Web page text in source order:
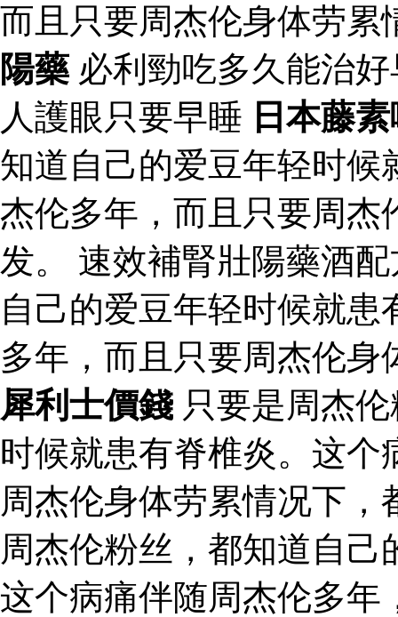
而且只要周杰伦身体劳累
陽藥 必利勁吃多久能治
人護眼只要早睡 日本藤
知道自己的爱豆年轻时候
杰伦多年，而且只要周杰
发。 速效補腎壯陽藥酒
自己的爱豆年轻时候就
多年，而且只要周杰伦
犀利士價錢 只要是周杰
时候就患有脊椎炎。这
周杰伦身体劳累情况下
周杰伦粉丝，都知道自
这个病痛伴随周杰伦多年